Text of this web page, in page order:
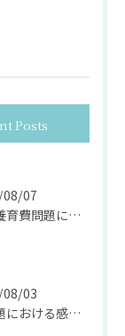
Posts
08/07
親権と養育費問題に寄り添う法律支援
08/03
離婚問題における感情面に配慮した誠実な法律サポート